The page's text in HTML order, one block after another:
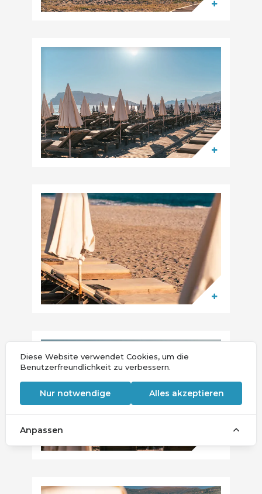
Diese Website verwendet Cookies, um die
Benutzerfreundlichkeit zu verbessern.
Nur notwendige Alles akzeptieren
Anpassen